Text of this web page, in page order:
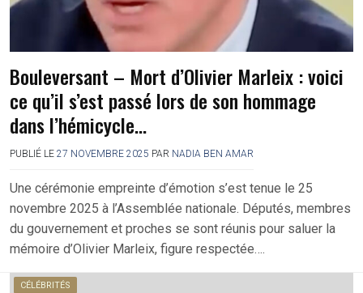
Bouleversant – Mort d’Olivier Marleix : voici
ce qu’il s’est passé lors de son hommage
dans l’hémicycle…
PUBLIÉ LE 27 NOVEMBRE 2025 PAR NADIA BEN AMAR
Une cérémonie empreinte d’émotion s’est tenue le 25
novembre 2025 à l’Assemblée nationale. Députés, membres
du gouvernement et proches se sont réunis pour saluer la
mémoire d’Olivier Marleix, figure respectée….
CÉLÉBRITÉS